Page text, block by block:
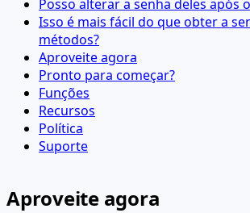
Posso alterar a senha deles após
Isso é mais fácil do que obter a
métodos?
Aproveite agora
Pronto para começar?
Funções
Recursos
Política
Suporte
Aproveite agora